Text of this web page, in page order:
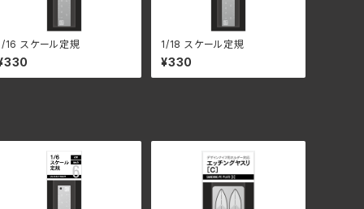
16 スケール定規 1/18 スケール定規
¥330